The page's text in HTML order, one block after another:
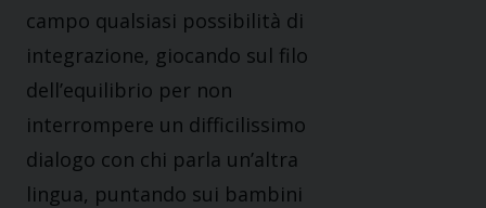
campo qualsiasi possibilità di
integrazione, giocando sul filo
dell’equilibrio per non
interrompere un difficilissimo
dialogo con chi parla un’altra
lingua, puntando sui bambini